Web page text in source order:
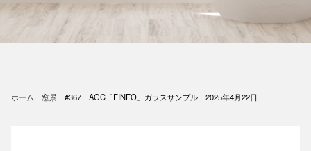
ホーム 窓景 #367 AGC「FINEO」ガラスサンプル 2025年4月22日